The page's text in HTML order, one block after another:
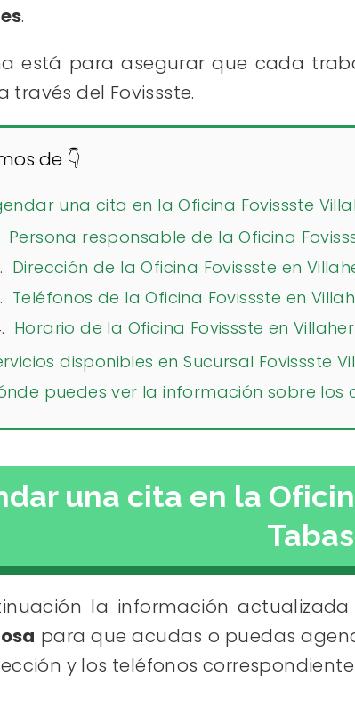
.
está para asegurar que cada
través del Fovissste.
de 👇
una cita en la Oficina Fovissste
Persona responsable de la Oficina
Dirección de la Oficina Fovissste en
Teléfonos de la Oficina Fovissste en
Horario de la Oficina Fovissste en
disponibles en Sucursal Fovissste
puedes ver la información sobre los
una cita en la
la información
para que acudas o puedas
y los teléfonos